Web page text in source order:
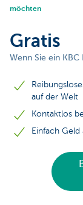
möchten
Gratis
Wenn Sie ein
auf der Welt
Kontaktlos
Einfach